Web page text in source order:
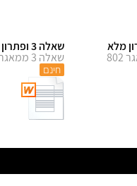
שאלה 3 ופתרון מלא
שאלה 3 ממאגר 802
חינם